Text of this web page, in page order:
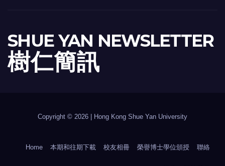
SHUE YAN NEWSLETTER
樹 仁 簡 訊
Copyright © 2026 | Hong Kong Shue Yan University
Home 本期和往期下載 校友相冊 榮譽博士學位頒授 聯絡